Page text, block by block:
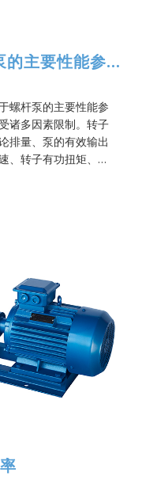
螺杆泵转子直径对于螺杆泵的主要性能参数有哪些影响？
螺杆泵的主要性能参
诸多因素限制。转子
排量、泵的有效输出
、转子有功扭矩、转